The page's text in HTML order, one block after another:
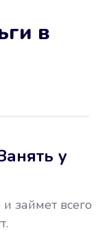
залоги
в
у
займет всего